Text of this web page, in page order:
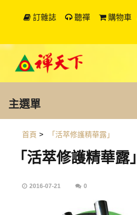
訂雜誌 聽禪 購物車
主選單
首頁 > 「活萃修護精華露」
「活萃修護精華露」
2016-07-21 0